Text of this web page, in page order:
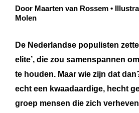
Door Maarten van Rossem •
Molen
De Nederlandse populisten
elite’, die zou samenspannen
te houden. Maar wie zijn dat
echt een kwaadaardige, hecht
groep mensen die zich